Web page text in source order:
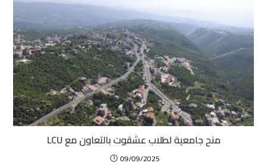
منح جامعية لطلاب عشقوت بالتعاون مع LCU
09/09/2025